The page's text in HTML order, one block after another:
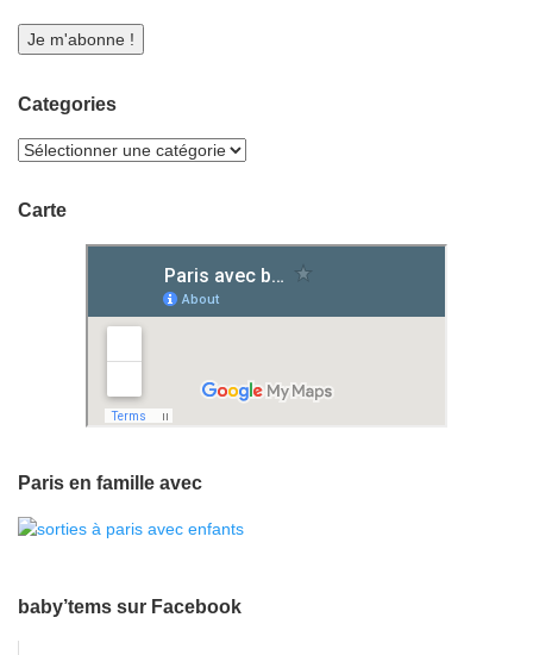
Categories
Carte
Paris en famille avec
baby’tems sur Facebook